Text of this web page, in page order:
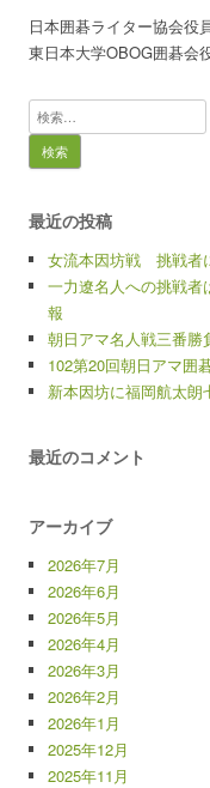
日本囲碁ライター協会役
東日本大学OBOG囲碁会
検
索:
最近の投稿
女流本因坊戦 挑戦者
一力遼名人への挑戦
報
朝日アマ名人戦三番
102第20回朝日アマ
新本因坊に福岡航太
最近のコメント
アーカイブ
2026年7月
2026年6月
2026年5月
2026年4月
2026年3月
2026年2月
2026年1月
2025年12月
2025年11月